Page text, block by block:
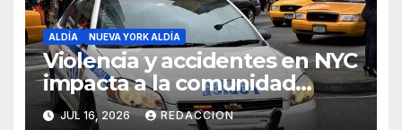
ALDÍA NUEVA YORK ALDÍA
Violencia y accidentes en NYC
impacta a la comunidad
dominicana
JUL 16, 2026 REDACCION